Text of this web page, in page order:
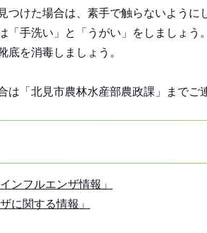
つけた場合は、素手で触らないように
「手洗い」と「うがい」をしましょう。
底を消毒しましょう。
「北見市農林水産部農政課」までご
ンフルエンザ情報」
に関する情報」